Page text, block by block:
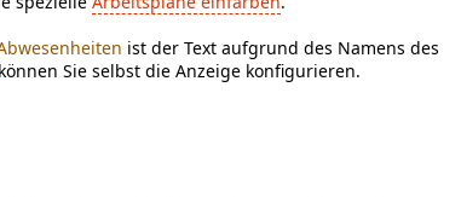
ist der Text aufgrund des Namens des
können Sie selbst die Anzeige konfigurieren.